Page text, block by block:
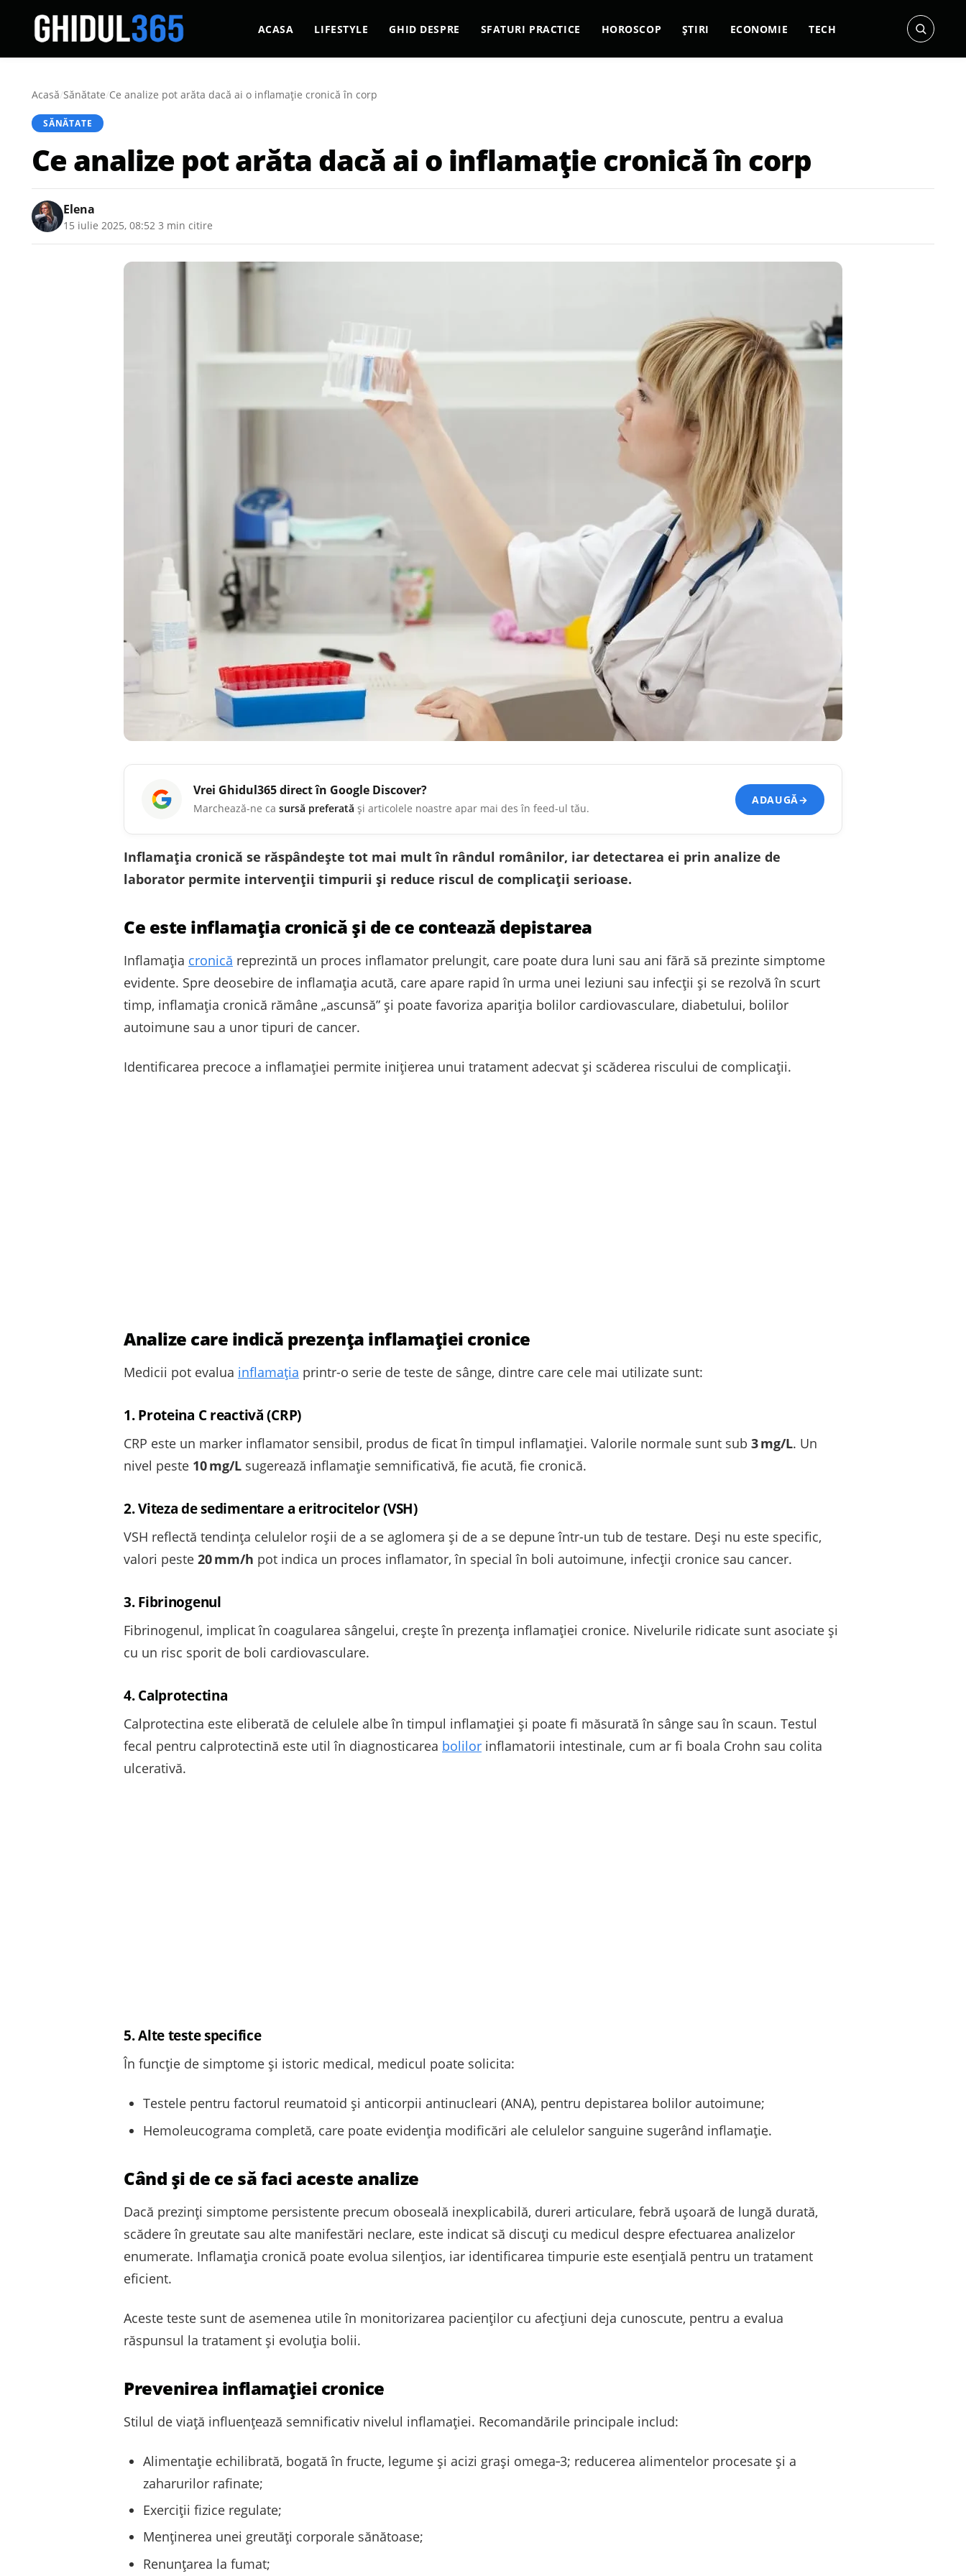
ACASA LIFESTYLE GHID DESPRE SFATURI PRACTICE HOROSCOP ȘTIRI ECONOMIE TECH
Acasă/Sănătate/Ce analize pot arăta dacă ai o inflamație cronică în corp
SĂNĂTATE
Ce analize pot arăta dacă ai o inflamație cronică în corp
Elena
15 iulie 2025, 08:52 3 min citire
Vrei Ghidul365direct în Google Discover?
Marchează-ne ca sursă preferată și articolele noastre apar mai des în feed-ul tău.
ADAUGĂ→
Inflamația cronică se răspândește tot mai mult în rândul românilor, iar detectarea ei prin analize de
laborator permite intervenții timpurii și reduce riscul de complicații serioase.
Ce este inflamația cronică și de ce contează depistarea
Inflamația cronică reprezintă un proces inflamator prelungit, care poate dura luni sau ani fără să prezinte simptome
evidente. Spre deosebire de inflamația acută, care apare rapid în urma unei leziuni sau infecții și se rezolvă în scurt
timp, inflamația cronică rămâne „ascunsă” și poate favoriza apariția bolilor cardiovasculare, diabetului, bolilor
autoimune sau a unor tipuri de cancer.
Identificarea precoce a inflamației permite inițierea unui tratament adecvat și scăderea riscului de complicații.
Analize care indică prezența inflamației cronice
Medicii pot evalua inflamația printr-o serie de teste de sânge, dintre care cele mai utilizate sunt:
1. Proteina C reactivă (CRP)
CRP este un marker inflamator sensibil, produs de ficat în timpul inflamației. Valorile normale sunt sub 3 mg/L. Un
nivel peste 10 mg/L sugerează inflamație semnificativă, fie acută, fie cronică.
2. Viteza de sedimentare a eritrocitelor (VSH)
VSH reflectă tendința celulelor roșii de a se aglomera și de a se depune într-un tub de testare. Deși nu este specific,
valori peste 20 mm/h pot indica un proces inflamator, în special în boli autoimune, infecții cronice sau cancer.
3. Fibrinogenul
Fibrinogenul, implicat în coagularea sângelui, crește în prezența inflamației cronice. Nivelurile ridicate sunt asociate și
cu un risc sporit de boli cardiovasculare.
4. Calprotectina
Calprotectina este eliberată de celulele albe în timpul inflamației și poate fi măsurată în sânge sau în scaun. Testul
fecal pentru calprotectină este util în diagnosticarea bolilor inflamatorii intestinale, cum ar fi boala Crohn sau colita
ulcerativă.
5. Alte teste specifice
În funcție de simptome și istoric medical, medicul poate solicita:
Testele pentru factorul reumatoid și anticorpii antinucleari (ANA), pentru depistarea bolilor autoimune;
Hemoleucograma completă, care poate evidenția modificări ale celulelor sanguine sugerând inflamație.
Când și de ce să faci aceste analize
Dacă prezinţi simptome persistente precum oboseală inexplicabilă, dureri articulare, febră ușoară de lungă durată,
scădere în greutate sau alte manifestări neclare, este indicat să discuţi cu medicul despre efectuarea analizelor
enumerate. Inflamația cronică poate evolua silențios, iar identificarea timpurie este esențială pentru un tratament
eficient.
Aceste teste sunt de asemenea utile în monitorizarea pacienţilor cu afecţiuni deja cunoscute, pentru a evalua
răspunsul la tratament și evoluţia bolii.
Prevenirea inflamației cronice
Stilul de viață influențează semnificativ nivelul inflamației. Recomandările principale includ:
Alimentație echilibrată, bogată în fructe, legume și acizi grași omega‑3; reducerea alimentelor procesate și a
zaharurilor rafinate;
Exerciții fizice regulate;
Menținerea unei greutăţi corporale sănătoase;
Renunțarea la fumat;